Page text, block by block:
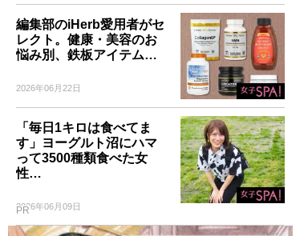
編集部のiHerb愛用者がセ
レクト。健康・美容のお
悩み別、鉄板アイテム…
2026年06月22日
「毎日1キロは食べてま
す」ヨーグルト沼にハマ
って3500種類食べた女
性…
2026年06月09日
PR